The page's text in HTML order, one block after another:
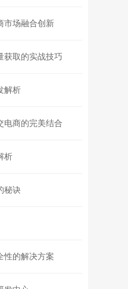
市场融合创新
获取的实战技巧
解析
电商的完美结合
析
秘诀
性的解决方案